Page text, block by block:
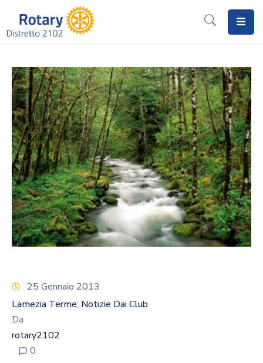
Il
Rotary
Distretto
2102
Progetti
Notizie
Programmi
Documenti
25 Gennaio 2013
Lamezia Terme‚ Notizie Dai Club
Da
rotary2102
0